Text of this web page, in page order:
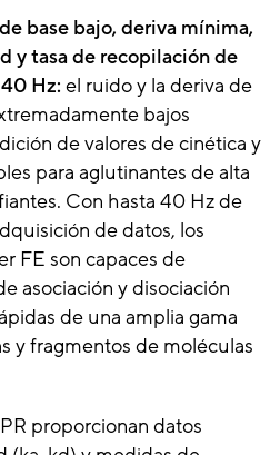
base bajo, deriva mínima,
y tasa de recopilación de
Hz: el ruido y la deriva de
bajos
de valores de cinética y
para aglutinantes de alta
Con hasta 40 Hz de
de datos, los
FE son capaces de
asociación y disociación
de una amplia gama
y fragmentos de moléculas
proporcionan datos